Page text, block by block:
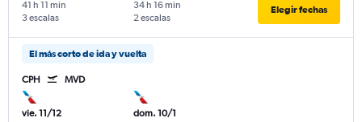
3 escalas
41 h 11 min
2 escalas
34 h 16 min Elegir fechas
El más corto de ida y vuelta
CPH MVD
vie. 11/12
dom. 10/1